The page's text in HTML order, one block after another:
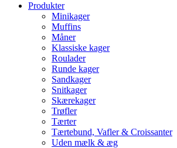
Produkter
Minikager
Muffins
Måner
Klassiske kager
Roulader
Runde kager
Sandkager
Snitkager
Skærekager
Trøfler
Tærter
Tærtebund, Vafler & Croissanter
Uden mælk & æg